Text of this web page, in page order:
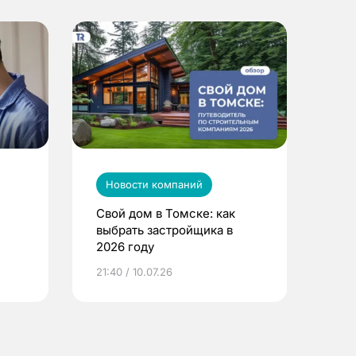
Новости компаний
Свой дом в Томске: как
выбрать застройщика в
2026 году
21:40 / 10.07.26